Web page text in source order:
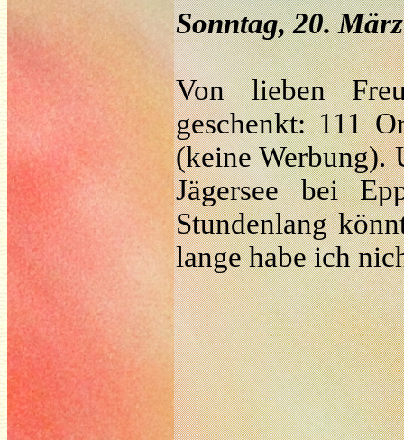
Sonntag, 20. März
Von lieben
geschenkt: 111
(keine Werbung).
Jägersee bei
Stundenlang
lange habe ich